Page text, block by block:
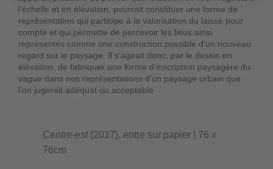
l’échelle et en élévation, pourrait constituer une forme de
représentation qui participe à la valorisation du laissé pour
compte et qui permette de percevoir les lieux ainsi
représentés comme une construction possible d’un nouveau
regard sur le paysage. Il s’agirait donc, par le dessin en
élévation, de fabriquer une forme d’inscription paysagère du
vague dans nos représentations d’un paysage urbain que
l’on jugerait adéquat ou acceptable.
Centre-est (2017), entre sur papier | 76 x
76cm